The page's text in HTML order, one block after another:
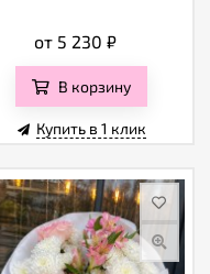
от 5 230 ₽
В корзину
Купить в 1 клик